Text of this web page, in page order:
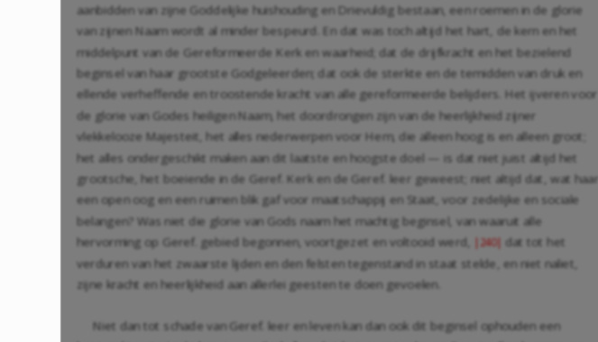
aanbidden van zijne Goddelijke huishouding en Drievuldig bestaan, een roemen in de glorie
van zijnen Naam wordt al minder bespeurd. En dat was toch altijd het hart, de kern en het
middelpunt van de Gereformeerde Kerk en waarheid; dat de drijfkracht en het bezielend
beginsel van haar grootste Godgeleerden; dat ook de sterkte en de temidden van druk en
ellende verheffende en troostende kracht van alle gereformeerde belijders. Het ijveren voor
de glorie van Godes heiligen Naam, het doordrongen zijn van de heerlijkheid zijner
vlekkelooze Majesteit, het alles nederwerpen voor Hem, die alleen hoog is en alleen groot;
het alles ondergeschikt maken aan dit laatste en hoogste doel — is dat niet juist altijd het
grootsche, het boeiende in de Geref. Kerk en de Geref. leer geweest; niet altijd dat, wat haar
een open oog en een ruimen blik gaf voor maatschappij en Staat, voor zedelijke en sociale
belangen? Was niet die glorie van Gods naam het machtig beginsel, van waaruit alle
hervorming op Geref. gebied begonnen, voortgezet en voltooid werd,
|240| dat tot het
verduren van het zwaarste lijden en den felsten tegenstand in staat stelde, en niet naliet,
zijne kracht en heerlijkheid aan allerlei geesten te doen gevoelen.
Niet dan tot schade van Geref. leer en leven kan dan ook dit beginsel ophouden een